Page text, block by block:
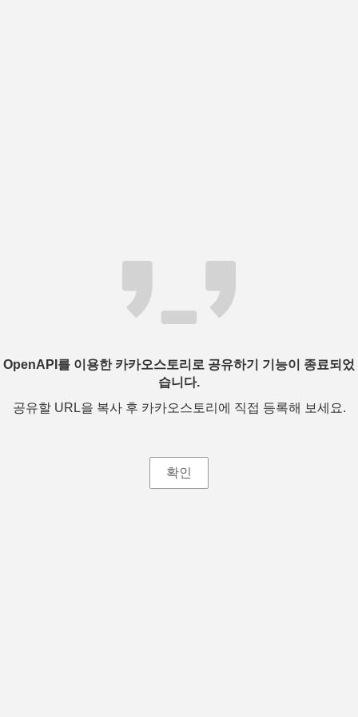
OpenAPI를 이용한 카카오스토리로 공유하기 기능이 종료되었
습니다.
공유할 URL을 복사 후 카카오스토리에 직접 등록해 보세요.
확인